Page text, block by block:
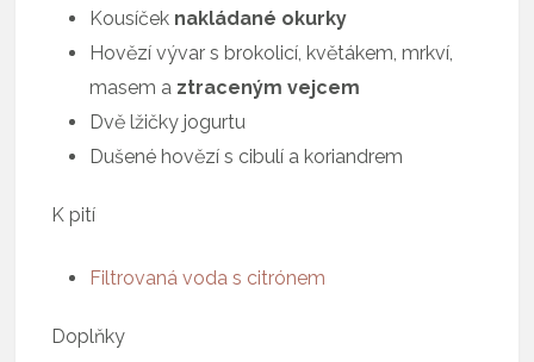
Kousíček nakládané okurky
Hovězí vývar s brokolicí, květákem, mrkví,
masem a ztraceným vejcem
Dvě lžičky jogurtu
Dušené hovězí s cibulí a koriandrem
K pití
Filtrovaná voda s citrónem
Doplňky